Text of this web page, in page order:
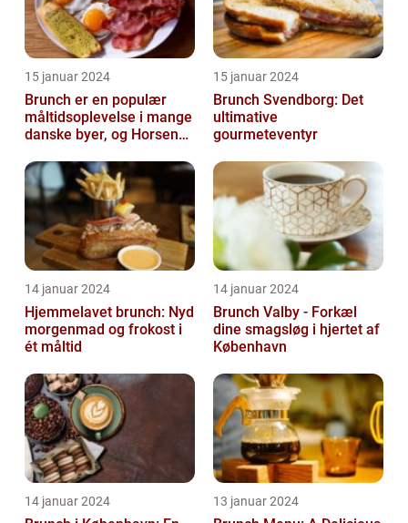
15 januar 2024
Brunch er en populær
måltidsoplevelse i mange
danske byer, og Horsens
15 januar 2024
Brunch Svendborg: Det
ultimative
gourmeteventyr
14 januar 2024
Hjemmelavet brunch: Nyd
morgenmad og frokost i
ét måltid
14 januar 2024
Brunch Valby - Forkæl
dine smagsløg i hjertet af
København
14 januar 2024 13 januar 2024